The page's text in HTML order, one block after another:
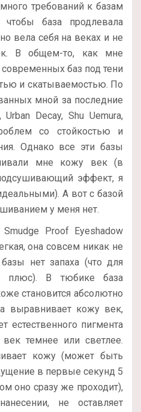
требований к базам
база продлевала
вела себя на веках и не
В общем-то, как мне
баз под тени
и скатываемостью. По
мной за последние
Decay, Shu Uemura,
со стойкостью и
Однако все эти базы
мне кожу век (в
эффект, я
А вот с базой
у меня нет.
Proof Eyeshadow
она совсем никак не
нет запаха (что для
плюс). В тюбике база
становится абсолютно
выравнивает кожу век,
естественного пигмента
темнее или светлее.
кожу (может быть
в первые секунд 5
оно сразу же проходит),
не оставляет